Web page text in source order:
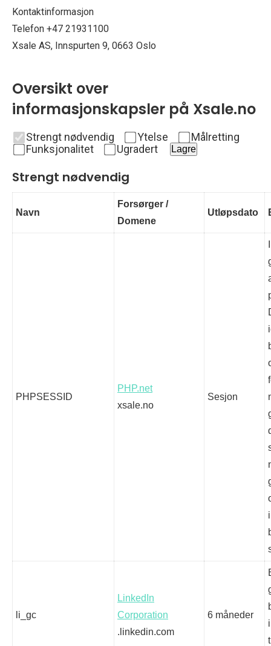
Kontaktinformasjon
Telefon +47 21931100
Xsale AS, Innspurten 9, 0663 Oslo
Oversikt over
informasjonskapsler på Xsale.no
Strengt nødvendig Ytelse
Målretting
Funksjonalitet
Ugradert Lagre
Strengt nødvendig
Navn
Forsørger /
Domene
Utløpsdato
PHPSESSID
PHP.net
xsale.no
Sesjon
li_gc
LinkedIn
Corporation
.linkedin.com
6 måneder